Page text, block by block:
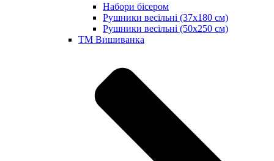
Набори бісером
Рушники весільні (37х180 см)
Рушники весільні (50х250 см)
ТМ Вишиванка